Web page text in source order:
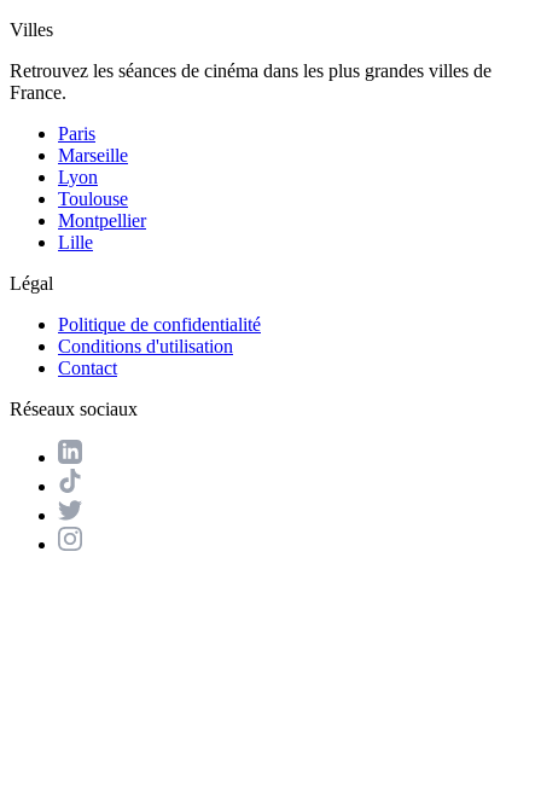
Villes
Retrouvez les séances de cinéma dans les plus grandes villes de
France.
Paris
Marseille
Lyon
Toulouse
Montpellier
Lille
Légal
Politique de confidentialité
Conditions d'utilisation
Contact
Réseaux sociaux